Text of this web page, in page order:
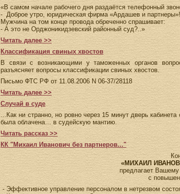
«В самом начале рабочего дня раздаётся телефонный
- Доброе утро, юридическая фирма «Ардашев и партнеры»!
Мужчина на том конце провода обреченно спрашивает:
- А это не Орджоникидзевский районный суд?..»
Читать далее >>
Классификация свиных хвостов
В связи с возникающими у таможенных органов
разъясняет вопросы классификации свиных хвостов.
Письмо ФТС РФ от 11.08.2006 N 06-37/28118
Читать далее >>
Случай в суде
...Как ни странно, но ровно через 15 минут дверь
была облачена… в судейскую мантию.
Читать рассказ >>
КК "Михаил Иванович без партнеров..."
«МИХАИЛ
предлагает
с
- Эффективное управление персоналом в нетрезвом